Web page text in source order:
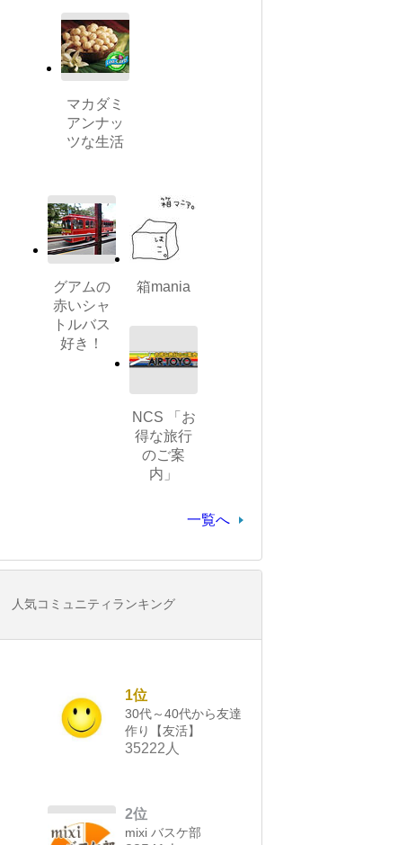
マカダミ
アンナッ
ツな生活
グアムの
赤いシャ
トルバス
好き！
箱mania
NCS 「お
得な旅行
のご案
内」
一覧へ
人気コミュニティランキング
1位
30代～40代から友達
作り【友活】
35222人
2位
mixi バスケ部